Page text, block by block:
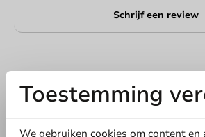
Schrijf een review
Toestemming
We gebruiken cookies om content